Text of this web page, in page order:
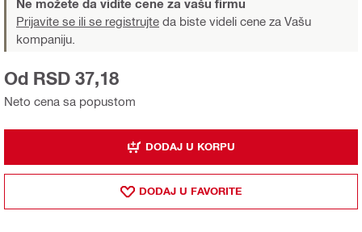
Ne možete da vidite cene za vašu firmu
Prijavite se ili se registrujte da biste videli cene za Vašu
kompaniju.
Neto cena sa popustom
Od RSD 37,18
DODAJ U KORPU
DODAJ U FAVORITE